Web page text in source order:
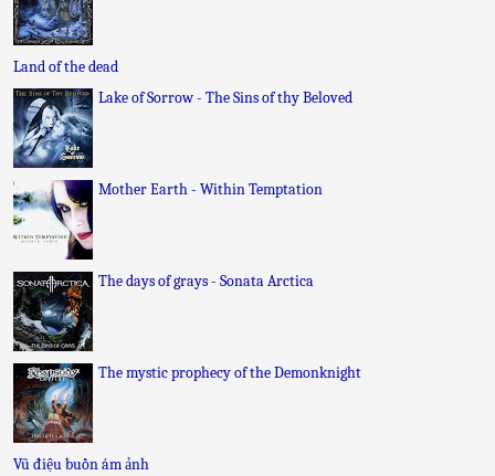
Land of the dead
Lake of Sorrow - The Sins of thy Beloved
Mother Earth - Within Temptation
The days of grays - Sonata Arctica
The mystic prophecy of the Demonknight
Vũ điệu buồn ám ảnh